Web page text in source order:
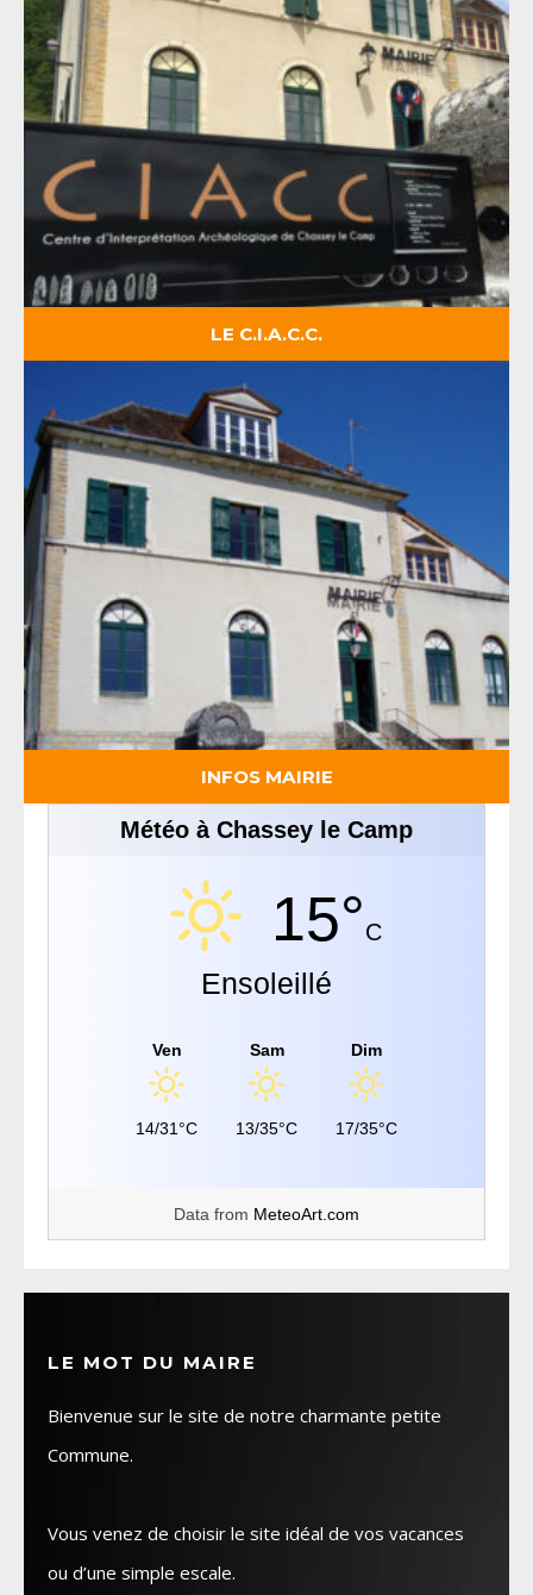
LE C.I.A.C.C.
INFOS MAIRIE
Météo à Chassey le Camp
15°C
Ensoleillé
Ven
14/31°C
Sam
13/35°C
Dim
17/35°C
Data from MeteoArt.com
LE MOT DU MAIRE
Bienvenue sur le site de notre charmante petite
Commune.
Vous venez de choisir le site idéal de vos vacances
ou d’une simple escale.